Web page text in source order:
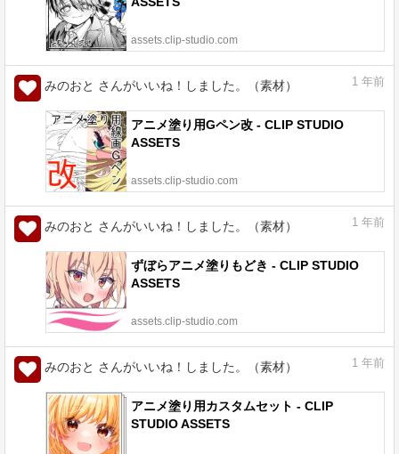
assets.clip-studio.com
みのおと さんがいいね！しました。（素材） 1 年前
アニメ塗り用Gペン改 - CLIP STUDIO
ASSETS
assets.clip-studio.com
みのおと さんがいいね！しました。（素材） 1 年前
ずぼらアニメ塗りもどき - CLIP STUDIO
ASSETS
assets.clip-studio.com
みのおと さんがいいね！しました。（素材） 1 年前
アニメ塗り用カスタムセット - CLIP
STUDIO ASSETS